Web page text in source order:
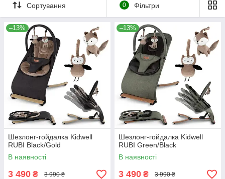
Сортування 0 Фільтри
–13%
Шезлонг-гойдалка Kidwell
RUBI Black/Gold
В наявності
3 490 ₴ 3 990 ₴
–13%
Шезлонг-гойдалка Kidwell
RUBI Green/Black
В наявності
3 490 ₴ 3 990 ₴